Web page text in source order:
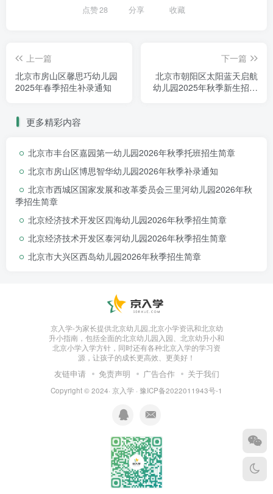
2020.9.1–2021.8.31（
中班）
小班招收：100人
大班招收：30人
招生范围
振亚庄村内适龄儿童、振亚庄村外周边
适龄儿童、西红门镇域内适龄儿童、西红门
镇域外适龄儿童。
咨询电话及联系人：
联 系 人：杨园长 、桑主任
联系电话：010-89249591
13718221023（杨）
点赞28 分享 收藏
上一篇
北京市房山区馨思巧幼儿园
2025年春季招生补录通知
下一篇
北京市朝阳区太阳蓝天启航
幼儿园2025年秋季新生招生
更多精彩内容
北京市丰台区嘉园第一幼儿园2026年秋季托班招生简章
北京市房山区博思智华幼儿园2026年秋季补录通知
北京市西城区国家发展和改革委员会三里河幼儿园2026年秋
季招生简章
北京经济技术开发区四海幼儿园2026年秋季招生简章
北京经济技术开发区泰河幼儿园2026年秋季招生简章
北京市大兴区西岛幼儿园2026年秋季招生简章
京入学-为家长提供北京幼儿园,北京小学资讯和北京幼
升小指南，包括全面的北京幼儿园入园、北京幼升小和
北京小学入学方针，同时还有各种北京入学的学习资
源，让孩子的成长更高效、更美好！
友链申请 免责声明 广告合作 关于我们
Copyright © 2024· 京入学 · 豫ICP备2022011943号-1